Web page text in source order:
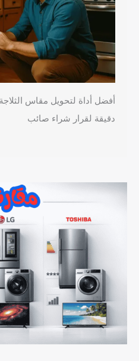
أفضل أداة لتحويل مقاس
دقيقة لقرار شراء صائب